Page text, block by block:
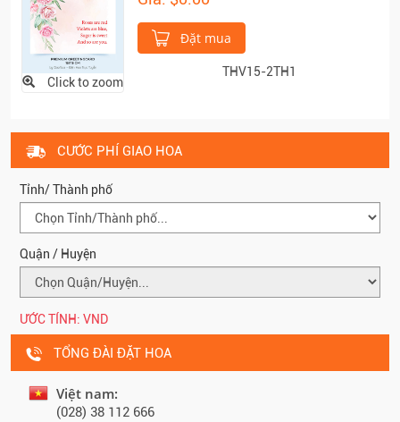
Click to zoom
Đặt mua
THV15-2TH1
CƯỚC PHÍ GIAO HOA
Tỉnh/ Thành phố
Quận / Huyện
ƯỚC TÍNH: VND
TỔNG ĐÀI ĐẶT HOA
Việt nam:
(028) 38 112 666